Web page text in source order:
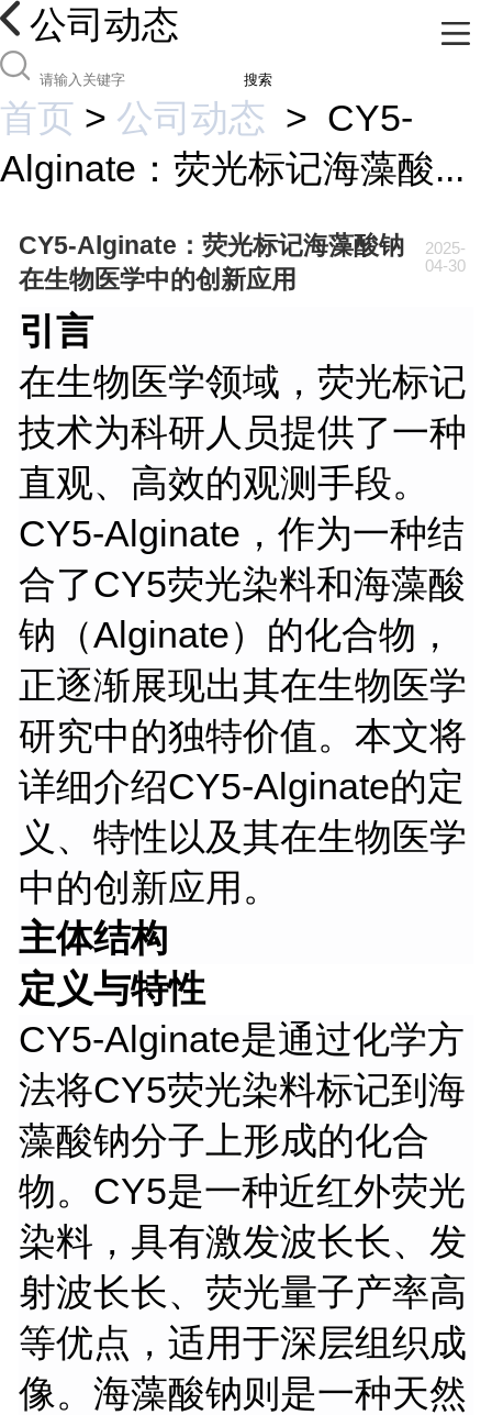
公司动态
搜索
首页 > 公司动态 > CY5-
Alginate：荧光标记海藻酸...
CY5-Alginate：荧光标记海藻酸钠
在生物医学中的创新应用
2025-
04-30
引言
在生物医学领域，荧光标记
技术为科研人员提供了一种
直观、高效的观测手段。
CY5-Alginate，作为一种结
合了CY5荧光染料和海藻酸
钠（Alginate）的化合物，
正逐渐展现出其在生物医学
研究中的独特价值。本文将
详细介绍CY5-Alginate的定
义、特性以及其在生物医学
中的创新应用。
主体结构
定义与特性
CY5-Alginate是通过化学方
法将CY5荧光染料标记到海
藻酸钠分子上形成的化合
物。CY5是一种近红外荧光
染料，具有激发波长长、发
射波长长、荧光量子产率高
等优点，适用于深层组织成
像。海藻酸钠则是一种天然